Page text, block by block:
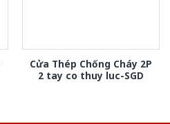
Cửa Thép Chống Cháy 2P
2 tay co thuy luc-SGD